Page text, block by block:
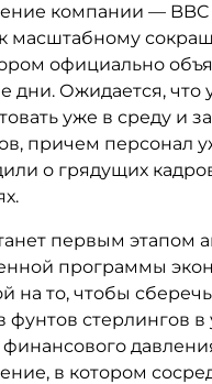
компании —
к масштабному
официально
дни. Ожидается, что
уже в среду и
причем персонал
о грядущих
первым этапом
программы
на то, чтобы
стерлингов в
в котором